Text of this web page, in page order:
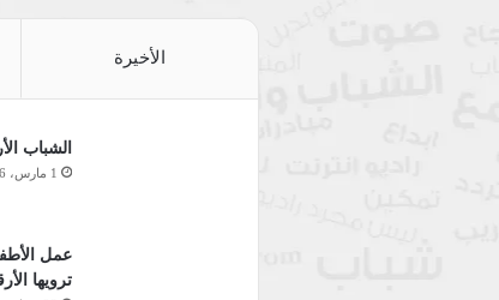
الأخيرة
الشباب
1 مارس، 2026
عمل
ترويها